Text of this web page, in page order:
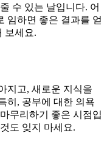
수 있는 날입니다. 어
임하면 좋은 결과를 얻
보세요.
지고, 새로운 지식을
히, 공부에 대한 의욕
무리하기 좋은 시점입
도 잊지 마세요.